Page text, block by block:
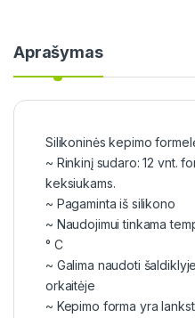
Aprašymas
Silikoninės kepimo
~ Rinkinį sudaro: 12 vnt.
keksiukams.
~ Pagaminta iš silikono
~ Naudojimui tinkama
° С
~ Galima naudoti
orkaitėje
~ Kepimo forma yra